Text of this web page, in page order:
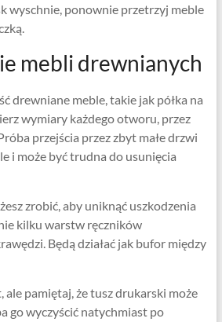
wyschnie, ponownie przetrzyj meble
mebli drewnianych
drewniane meble, takie jak półka na
wymiary każdego otworu, przez
przejścia przez zbyt małe drzwi
i może być trudna do usunięcia
zrobić, aby uniknąć uszkodzenia
kilku warstw ręczników
Będą działać jak bufor między
ale pamiętaj, że tusz drukarski może
go wyczyścić natychmiast po